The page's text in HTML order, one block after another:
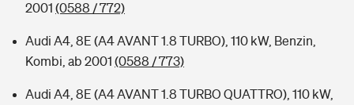
2001 (0588 / 772)
Audi A4, 8E (A4 AVANT 1.8 TURBO), 110 kW, Benzin,
Kombi, ab 2001 (0588 / 773)
Audi A4, 8E (A4 AVANT 1.8 TURBO QUATTRO), 110 kW,